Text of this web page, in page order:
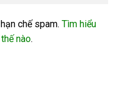
chế spam. Tìm hiểu
nào.